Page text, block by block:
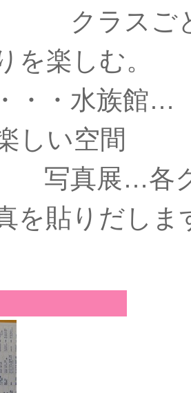
ごとに
を楽しむ。
・・水族館…
しい空間
…各クラ
を貼りだしま